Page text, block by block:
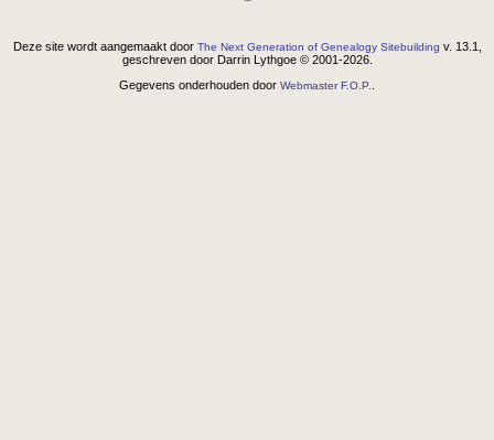
Deze site wordt aangemaakt door The Next Generation of Genealogy Sitebuilding v. 13.1,
geschreven door Darrin Lythgoe © 2001-2026.
Gegevens onderhouden door Webmaster F.O.P.